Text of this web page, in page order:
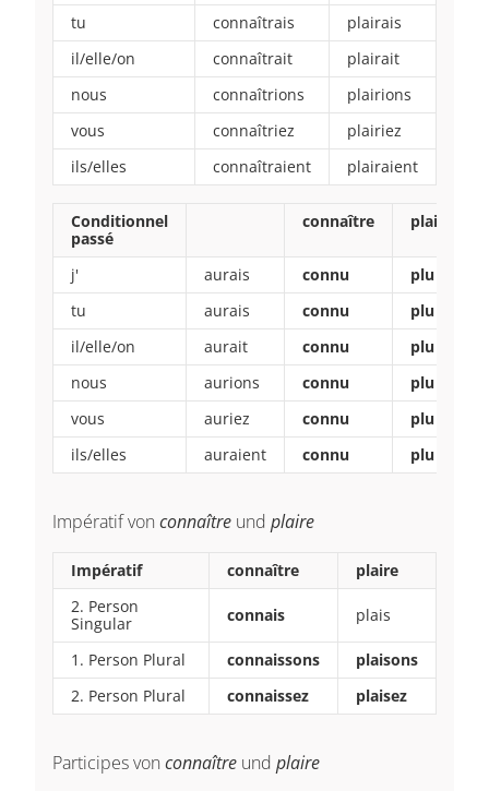
tu
connaîtrais
plairais
il/elle/on
connaîtrait
plairait
nous
connaîtrions
plairions
vous
connaîtriez
plairiez
ils/elles
connaîtraient plairaient
Conditionnel
passé
connaître plaire
j' aurais connu
plu
tu
aurais connu
plu
il/elle/on
aurait connu
plu
nous
aurions connu
plu
vous
auriez connu
plu
ils/elles
auraient connu plu
Impératif von connaître und plaire
Impératif connaître
plaire
2. Person
Singular
connais plais
1. Person Plural connaissons
plaisons
2. Person Plural
connaissez plaisez
Participes von connaître und plaire